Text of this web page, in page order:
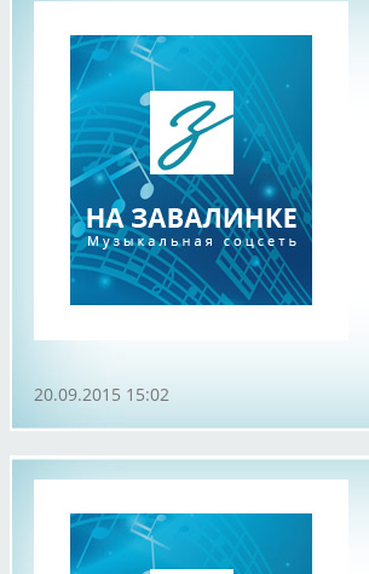
20.09.2015 15:02